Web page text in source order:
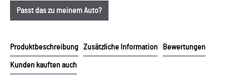
Passt das zu meinem Auto?
Produktbeschreibung Zusätzliche Information Bewertungen
Kunden kauften auch